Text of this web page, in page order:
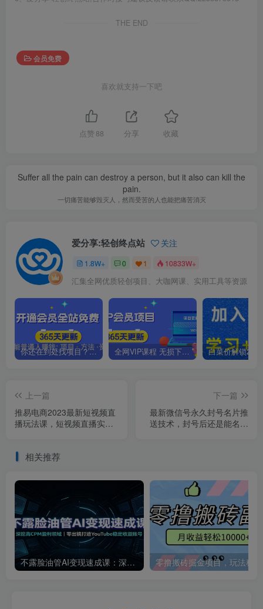
THE END
会员免费
喜欢就支持一下吧
点赞 88 分享 收藏
Suffer all the pain can destroy a person, but it also can kill the
pain.
一切痛苦能够毁灭人，然而受苦的人也能把痛苦消灭
爱分享:轻创终点站 关注
1.8W+ 0 1 10833W+
汇集全网优质轻创项目、大咖网课、实用工具等资源
你还在到处找项目？还在当韭菜？我靠卖项目一个月收入5万+，曾经我也是个失败者。 全网VIP课程 无损下载~.~
上一篇
推易电商2023最新短视频直
播玩法课，短视频直播实
下一篇
最新微信号永久封号名片推
送技术，封号后还是能名片
相关推荐
不露脸油管AI变现速成课：深挖高CPM盈利领域，零出镜打造YouTube稳定收益账号